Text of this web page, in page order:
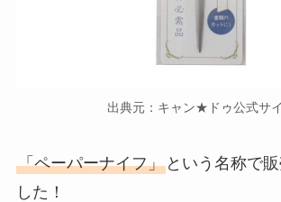
出典元：キャン★ドゥ公式サ
「ペーパーナイフ」という名称で
した！